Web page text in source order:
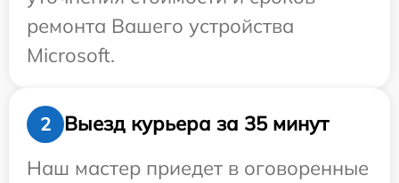
ремонта Вашего устройства
Microsoft.
2
Выезд курьера за 35 минут
Наш мастер приедет в оговоренные